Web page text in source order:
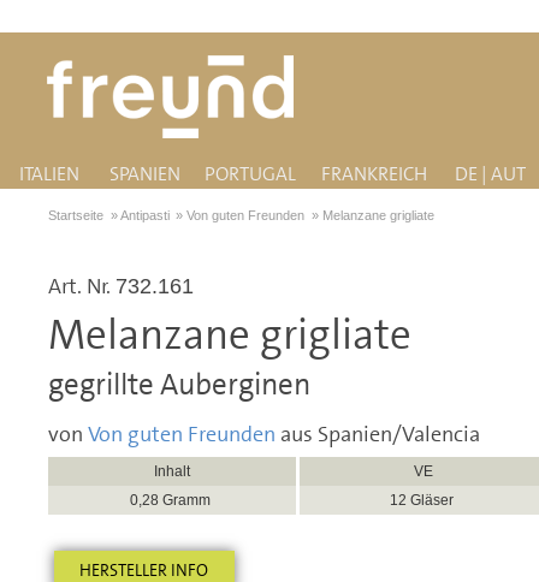
ITALIEN SPANIEN PORTUGAL FRANKREICH DE | AUT
Startseite »Antipasti »Von guten Freunden » Melanzane grigliate
Art. Nr. 732.161
Melanzane grigliate
gegrillte Auberginen
von Von guten Freunden aus Spanien/Valencia
Inhalt
VE
0,28 Gramm
12 Gläser
HERSTELLER INFO